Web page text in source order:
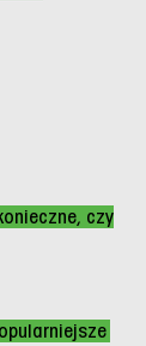
czy